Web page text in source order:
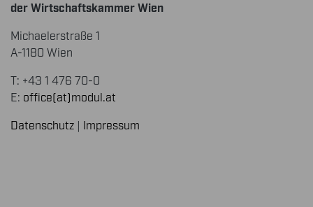
der Wirtschaftskammer Wien
Michaelerstraße 1
A-1180 Wien
T: +43 1 476 70-0
E: office(at)modul.at
Datenschutz | Impressum